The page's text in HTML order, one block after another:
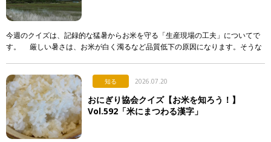
今週のクイズは、記録的な猛暑からお米を守る「生産現場の工夫」についてで
す。 厳しい暑さは、お米が白く濁るなど品質低下の原因になります。そうな
知る 2026.07.20
おにぎり協会クイズ【お米を知ろう！】
Vol.592「米にまつわる漢字」